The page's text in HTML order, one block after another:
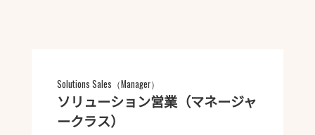
Solutions Sales（Manager）
ソリューション営業（マネージャ
ークラス）